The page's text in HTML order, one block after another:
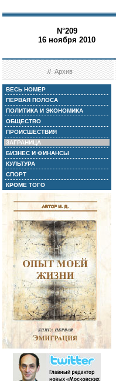
N°209
16 ноября 2010
//Архив
ВЕСЬ НОМЕР
ПЕРВАЯ ПОЛОСА
ПОЛИТИКА И ЭКОНОМИКА
ОБЩЕСТВО
ПРОИСШЕСТВИЯ
ЗАГРАНИЦА
БИЗНЕС И ФИНАНСЫ
КУЛЬТУРА
СПОРТ
КРОМЕ ТОГО